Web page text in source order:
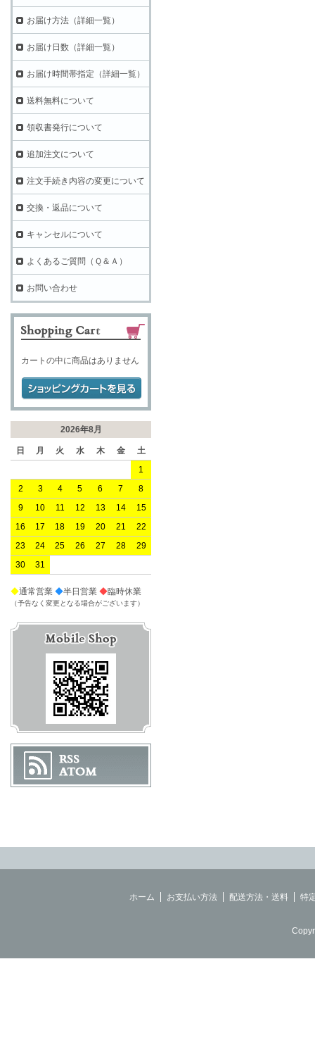
お届け方法（詳細一覧）
お届け日数（詳細一覧）
お届け時間帯指定（詳細一覧）
送料無料について
領収書発行について
追加注文について
注文手続き内容の変更について
交換・返品について
キャンセルについて
よくあるご質問（Ｑ＆Ａ）
お問い合わせ
カートの中に商品はありません
2026年8月
日 月 火 水 木 金
土
1
2
3 4 5 6 7
8
9
10 11 12 13 14
15
16
17 18 19 20 21
22
23
24 25 26 27 28
29
30
31
◆通常営業 ◆半日営業 ◆臨時休業
（予告なく変更となる場合がございます）
ホーム お支払い方法 配送方法・送料 特